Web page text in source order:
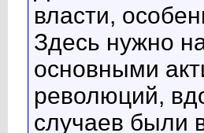
власти,
Здесь нужно
основными
революций,
случаев были